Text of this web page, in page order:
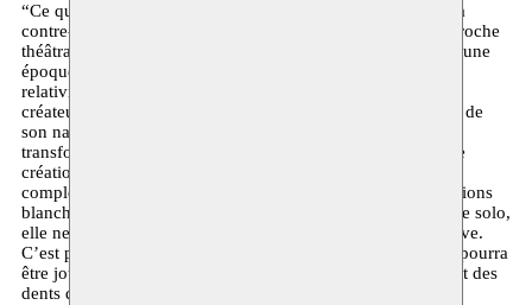
“Ce qui fait de ce monologue une œuvre poignante qui va à
contre-courant. Artistiquement, Tim Natens choisit une approche
théâtrale et psychologisante, de moins en moins courante à une
époque où la performance personnelle et le méta-théâtre
relativiste dominent. Contrairement à de nombreux autres
créateurs aujourd’hui, il s’immerge totalement dans la peau de
son narrateur suspect. En véritable acteur, il réalise cette
transformation classique à la perfection. Parallèlement, cette
création se distingue par son audace morale. Sans trop de
complexes, elle parvient à réunir le meilleur des représentations
blanches et noires du Congo. Bien qu’il s’agisse d’une pièce solo,
elle ne parle pas d’une seule voix. Un véritable chœur s’élève.
C’est précisément ainsi que l’on espère que Tand des Tijds pourra
être joué devant de nombreux autres publics. Ce grincement des
dents de l’histoire en vaut vraiment la peine.”